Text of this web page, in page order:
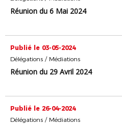
Réunion du 6 Mai 2024
Publié le 03-05-2024
Délégations / Médiations
Réunion du 29 Avril 2024
Publié le 26-04-2024
Délégations / Médiations